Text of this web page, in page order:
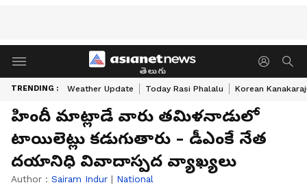
తెలుగు
TRENDING : Weather Update Today Rasi Phalalu Korean
హిందీ మాట్లాడే వారు తమిళనాడులో
టాయిలెట్లు కడుగుతారు - డీఎంకే నేత
దయానిధి వివాదాస్పద వ్యాఖ్యలు
Author : Sairam Indur | National